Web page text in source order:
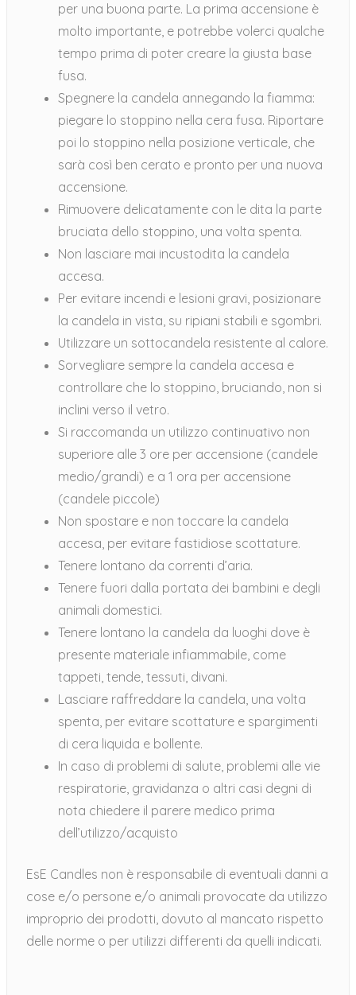
per una buona parte. La prima accensione è
molto importante, e potrebbe volerci qualche
tempo prima di poter creare la giusta base
fusa.
Spegnere la candela annegando la fiamma:
piegare lo stoppino nella cera fusa. Riportare
poi lo stoppino nella posizione verticale, che
sarà così ben cerato e pronto per una nuova
accensione.
Rimuovere delicatamente con le dita la parte
bruciata dello stoppino, una volta spenta.
Non lasciare mai incustodita la candela
accesa.
Per evitare incendi e lesioni gravi, posizionare
la candela in vista, su ripiani stabili e sgombri.
Utilizzare un sottocandela resistente al calore.
Sorvegliare sempre la candela accesa e
controllare che lo stoppino, bruciando, non si
inclini verso il vetro.
Si raccomanda un utilizzo continuativo non
superiore alle 3 ore per accensione (candele
medio/grandi) e a 1 ora per accensione
(candele piccole)
Non spostare e non toccare la candela
accesa, per evitare fastidiose scottature.
Tenere lontano da correnti d’aria.
Tenere fuori dalla portata dei bambini e degli
animali domestici.
Tenere lontano la candela da luoghi dove è
presente materiale infiammabile, come
tappeti, tende, tessuti, divani.
Lasciare raffreddare la candela, una volta
spenta, per evitare scottature e spargimenti
di cera liquida e bollente.
In caso di problemi di salute, problemi alle vie
respiratorie, gravidanza o altri casi degni di
nota chiedere il parere medico prima
dell’utilizzo/acquisto
EsE Candles non è responsabile di eventuali danni a
cose e/o persone e/o animali provocate da utilizzo
improprio dei prodotti, dovuto al mancato rispetto
delle norme o per utilizzi differenti da quelli indicati.